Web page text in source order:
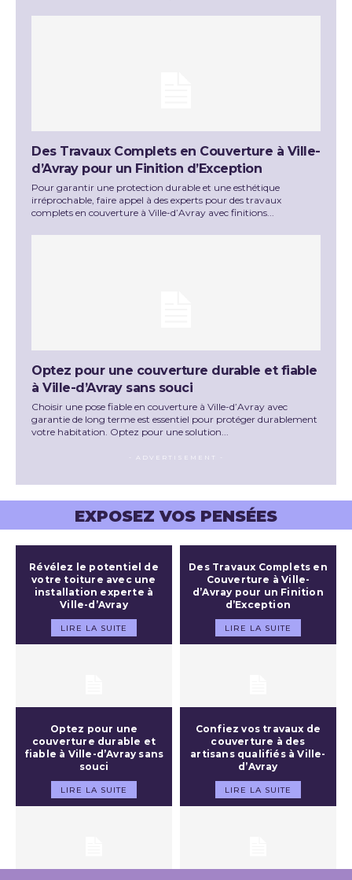
Des Travaux Complets en Couverture à Ville-
d’Avray pour un Finition d’Exception
Pour garantir une protection durable et une esthétique
irréprochable, faire appel à des experts pour des travaux
complets en couverture à Ville-d’Avray avec finitions...
Optez pour une couverture durable et fiable
à Ville-d’Avray sans souci
Choisir une pose fiable en couverture à Ville-d’Avray avec
garantie de long terme est essentiel pour protéger durablement
votre habitation. Optez pour une solution...
- ADVERTISEMENT -
EXPOSEZ VOS PENSÉES
Révélez le potentiel de
votre toiture avec une
installation experte à
Ville-d’Avray
LIRE LA SUITE
Des Travaux Complets en
Couverture à Ville-
d’Avray pour un Finition
d’Exception
LIRE LA SUITE
Optez pour une
couverture durable et
fiable à Ville-d’Avray sans
souci
LIRE LA SUITE
Confiez vos travaux de
couverture à des
artisans qualifiés à Ville-
d’Avray
LIRE LA SUITE